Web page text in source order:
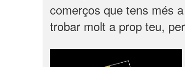
comerços que tens més
trobar molt a prop teu,